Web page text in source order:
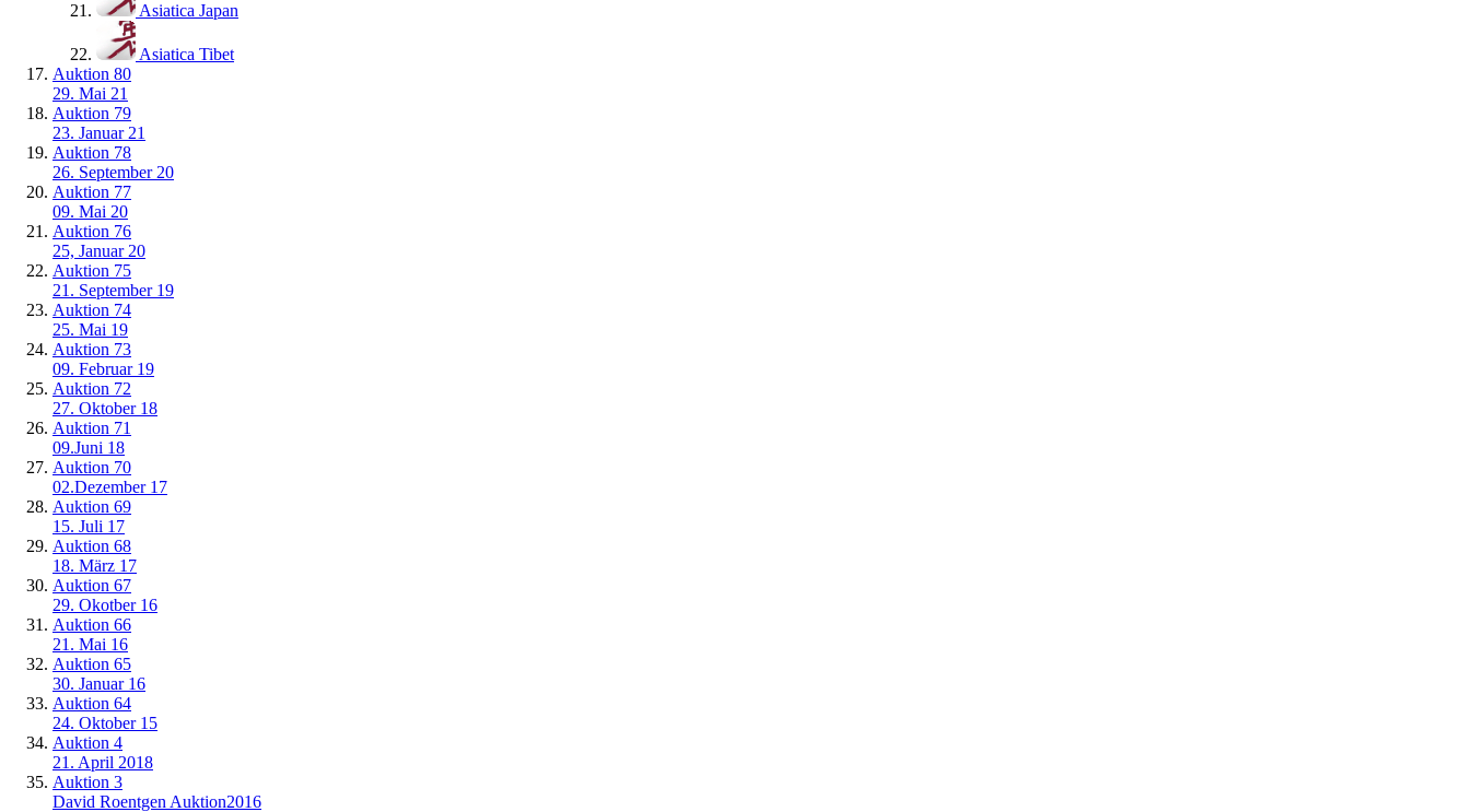
Asiatica Japan
Asiatica Tibet
Auktion 80
29. Mai 21
Auktion 79
23. Januar 21
Auktion 78
26. September 20
Auktion 77
09. Mai 20
Auktion 76
25, Januar 20
Auktion 75
21. September 19
Auktion 74
25. Mai 19
Auktion 73
09. Februar 19
Auktion 72
27. Oktober 18
Auktion 71
09.Juni 18
Auktion 70
02.Dezember 17
Auktion 69
15. Juli 17
Auktion 68
18. März 17
Auktion 67
29. Okotber 16
Auktion 66
21. Mai 16
Auktion 65
30. Januar 16
Auktion 64
24. Oktober 15
Auktion 4
21. April 2018
Auktion 3
David Roentgen Auktion2016